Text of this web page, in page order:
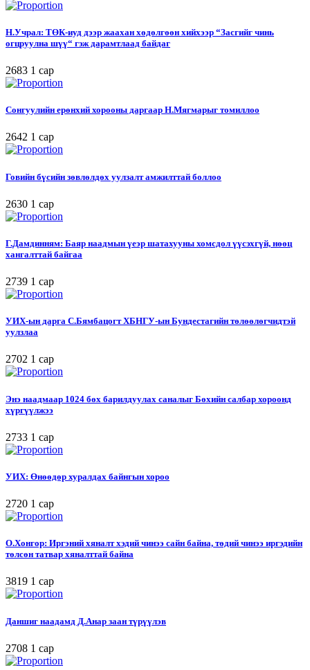
Н.Учрал: ТӨК-иуд дээр жаахан хөдөлгөөн хийхээр “Засгийг чинь
огцруулна шүү“ гэж дарамтлаад байдаг
2683 1 сар
Сонгуулийн ерөнхий хорооны даргаар Н.Мягмарыг томиллоо
2642 1 сар
Говийн бүсийн зөвлөлдөх уулзалт амжилттай боллоо
2630 1 сар
Г.Дамдинням: Баяр наадмын үеэр шатахууны хомсдол үүсэхгүй, нөөц
хангалттай байгаа
2739 1 сар
УИХ-ын дарга С.Бямбацогт ХБНГУ-ын Бундестагийн төлөөлөгчидтэй
уулзлаа
2702 1 сар
Энэ наадмаар 1024 бөх барилдуулах саналыг Бөхийн салбар хороонд
хүргүүлжээ
2733 1 сар
УИХ: Өнөөдөр хуралдах байнгын хороо
2720 1 сар
О.Хонгор: Иргэний хяналт хэдий чинээ сайн байна, төдий чинээ иргэдийн
төлсөн татвар хяналттай байна
3819 1 сар
Даншиг наадамд Д.Анар заан түрүүлэв
2708 1 сар